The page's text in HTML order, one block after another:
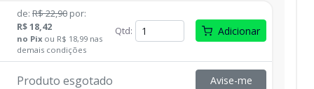
de: R$ 22,90 por:
R$ 18,42
no Pix ou R$ 18,99 nas
demais condições
Qtd: Adicionar
Produto esgotado Avise-me